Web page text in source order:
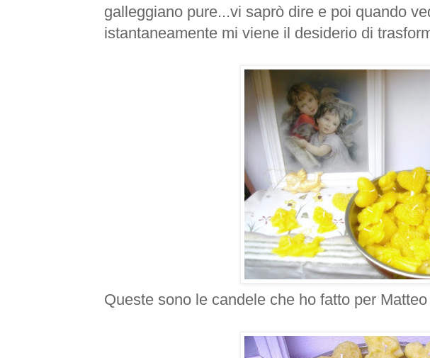
galleggiano pure...vi saprò dire e poi quando
istantaneamente mi viene il desiderio di
Queste sono le candele che ho fatto per